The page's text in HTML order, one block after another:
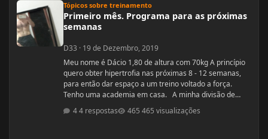
Tópicos sobre treinamento
Primeiro mês. Programa para as próximas
semanas
D33 · 19 de Dezembro, 2019
Meu nome é Dácio 1,80 de altura com 70kg A princípio
quero obter hipertrofia nas próximas 8 - 12 semanas,
para então dar espaço a um treino voltado a força.
Tenho uma academia em casa. A minha divisão de
RDL: 3x8 - 37,5kg Panturilha com uma perna 3x20 - 8kg
4 respostas 465 visualizações